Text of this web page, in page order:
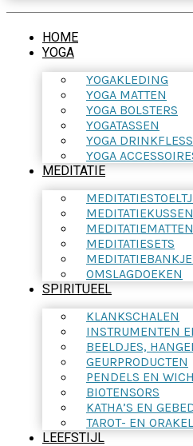
HOME
YOGA
YOGAKLEDING
YOGA MATTEN
YOGA BOLSTERS
YOGATASSEN
YOGA
YOGA
MEDITATIE
MEDITATIEMATTEN
MEDITATIESETS
OMSLAGDOEKEN
SPIRITUEEL
KLANKSCHALEN
INSTRUMENTEN
BEELDJES,
GEURPRODUCTEN
PENDELS EN
BIOTENSORS
KATHA’S EN
TAROT- EN
LEEFSTIJL